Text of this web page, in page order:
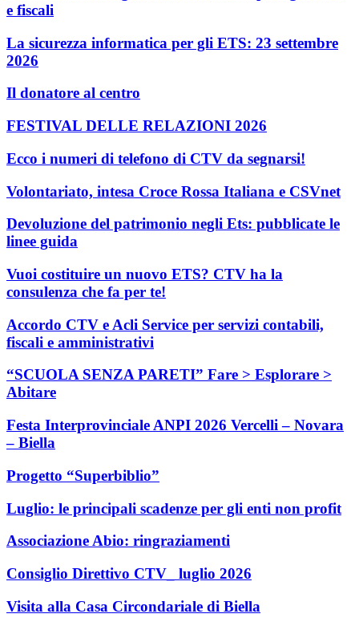
e fiscali
La sicurezza informatica per gli ETS: 23 settembre
2026
Il donatore al centro
FESTIVAL DELLE RELAZIONI 2026
Ecco i numeri di telefono di CTV da segnarsi!
Volontariato, intesa Croce Rossa Italiana e CSVnet
Devoluzione del patrimonio negli Ets: pubblicate le
linee guida
Vuoi costituire un nuovo ETS? CTV ha la
consulenza che fa per te!
Accordo CTV e Acli Service per servizi contabili,
fiscali e amministrativi
“SCUOLA SENZA PARETI” Fare > Esplorare >
Abitare
Festa Interprovinciale ANPI 2026 Vercelli – Novara
– Biella
Progetto “Superbiblio”
Luglio: le principali scadenze per gli enti non profit
Associazione Abio: ringraziamenti
Consiglio Direttivo CTV_ luglio 2026
Visita alla Casa Circondariale di Biella